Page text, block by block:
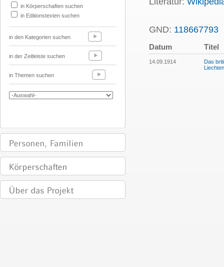
in Körperschaften suchen
in Editionstexten suchen
in den Kategorien suchen
in der Zeitleiste suchen
in Themen suchen
GND: 118667793
Datum Titel
14.09.1914
Das